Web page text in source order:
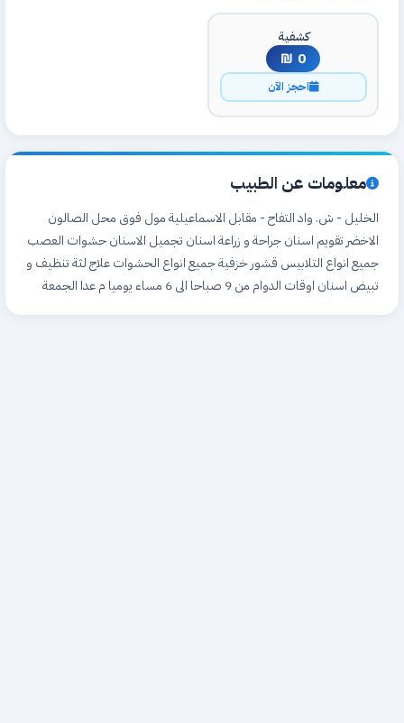
كشفية
0 ₪
احجز الآن
معلومات عن الطبيب
الخليل - ش. واد التفاح - مقابل الاسماعيلية مول فوق محل الصالون
الاخضر تقويم اسنان جراحة و زراعة اسنان تجميل الاسنان حشوات العصب
جميع انواع التلابيس قشور خزفية جميع انواع الحشوات علاج لثة تنظيف و
تبيض اسنان اوقات الدوام من 9 صباحا الى 6 مساء يوميا م عدا الجمعة